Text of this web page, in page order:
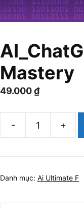
Mastery
49.000₫
-
số
+
Danh mục: Ai Ultimate F